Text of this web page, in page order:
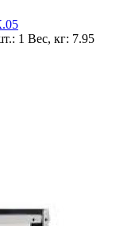
1 Вес, кг: 7.95